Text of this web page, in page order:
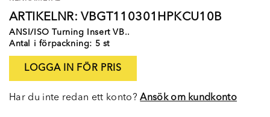
ARTIKELNR: VBGT110301HPKCU10B
ANSI/ISO Turning Insert VB..
Antal i förpackning: 5 st
LOGGA IN FÖR PRIS
Har du inte redan ett konto?Ansök om kundkonto